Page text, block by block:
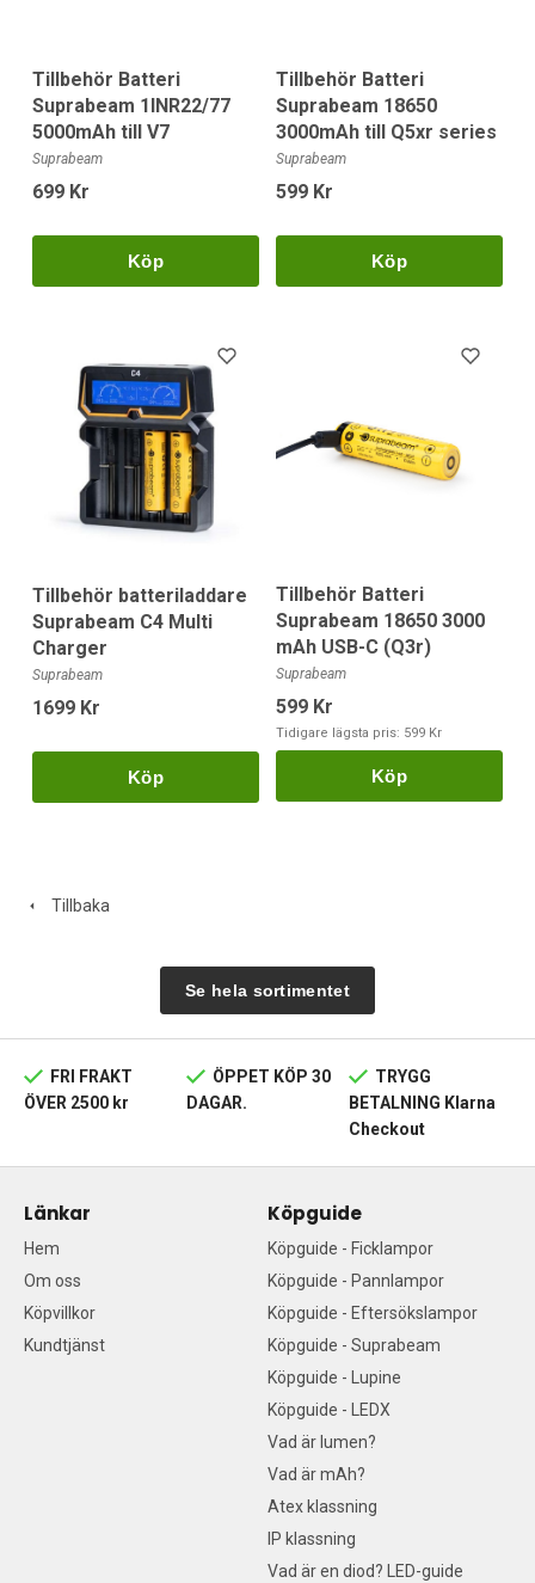
Tillbehör Batteri
Suprabeam 1INR22/77
5000mAh till V7
Suprabeam
699 Kr
Köp
Tillbehör Batteri
Suprabeam 18650
3000mAh till Q5xr series
Suprabeam
599 Kr
Köp
Tillbehör batteriladdare
Suprabeam C4 Multi
Charger
Suprabeam
1699 Kr
Köp
Tillbehör Batteri
Suprabeam 18650 3000
mAh USB-C (Q3r)
Suprabeam
599 Kr
Tidigare lägsta pris: 599 Kr
Köp
Tillbaka
Se hela sortimentet
FRI FRAKT
ÖVER 2500 kr
ÖPPET KÖP 30
DAGAR.
TRYGG
BETALNING Klarna
Checkout
Länkar
Hem
Om oss
Köpvillkor
Kundtjänst
Köpguide
Köpguide - Ficklampor
Köpguide - Pannlampor
Köpguide - Eftersökslampor
Köpguide - Suprabeam
Köpguide - Lupine
Köpguide - LEDX
Vad är lumen?
Vad är mAh?
Atex klassning
IP klassning
Vad är en diod? LED-guide